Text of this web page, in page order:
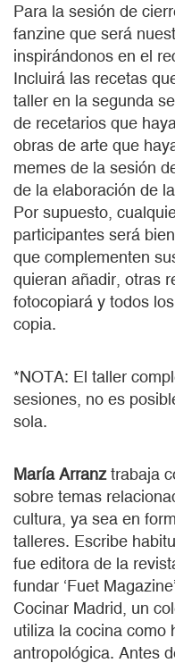
Para la sesión de
fanzine que será
inspirándonos en el
Incluirá las recetas
taller en la segunda
de recetarios que
obras de arte que
memes de la sesión
de la elaboración de
Por supuesto,
participantes será
que complementen
quieran añadir, otras
fotocopiará y todos
copia.
*NOTA: El taller
sesiones, no es
sola.
María Arranztrabaja
sobre temas
cultura, ya sea en
talleres. Escribe
fue editora de la
fundar ‘Fuet
Cocinar Madrid, un
utiliza la cocina como
antropológica. Antes